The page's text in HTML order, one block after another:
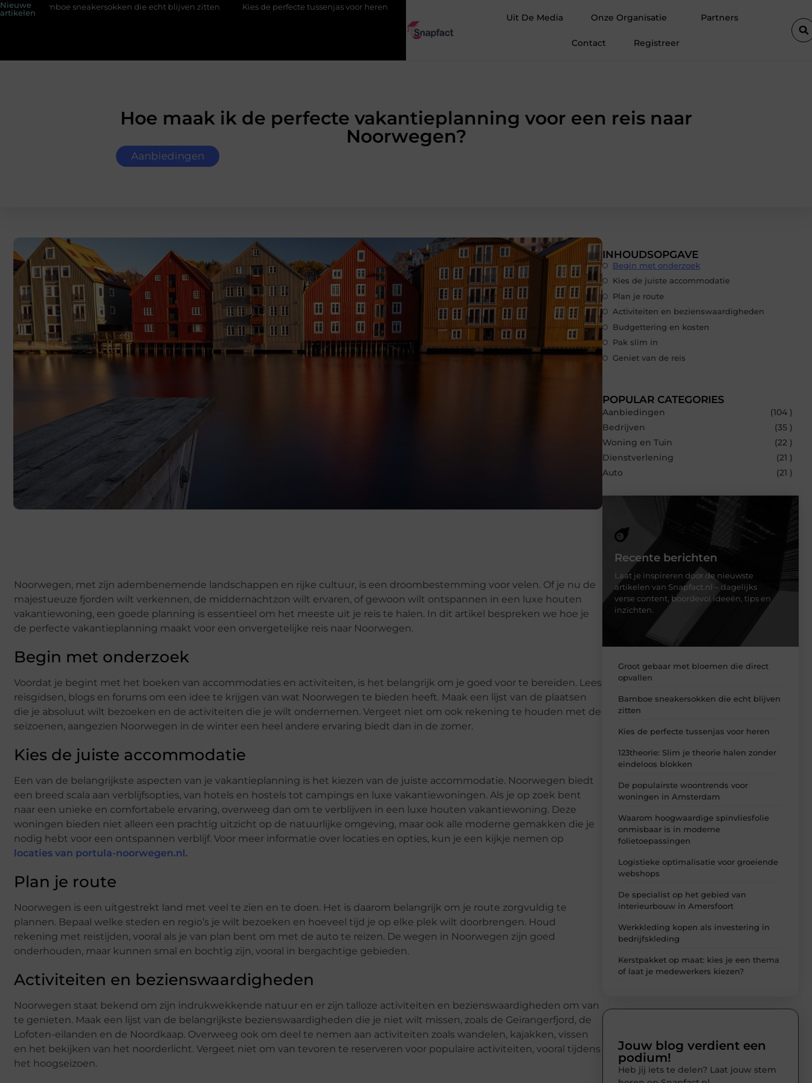
Nieuwe
artikelen
die echt blijven zitten Kies de perfecte tussenjas voor heren 123theorie: Slim je theorie halen zonder eindeloos blokken
Uit De Media Onze Organisatie Partners
Contact Registreer
Hoe maak ik de perfecte vakantieplanning voor een reis naar
Noorwegen?
Aanbiedingen
Noorwegen, met zijn adembenemende landschappen en rijke cultuur, is een droombestemming voor velen. Of je nu de
majestueuze fjorden wilt verkennen, de middernachtzon wilt ervaren, of gewoon wilt ontspannen in een luxe houten
vakantiewoning, een goede planning is essentieel om het meeste uit je reis te halen. In dit artikel bespreken we hoe je
de perfecte vakantieplanning maakt voor een onvergetelijke reis naar Noorwegen.
Begin met onderzoek
Voordat je begint met het boeken van accommodaties en activiteiten, is het belangrijk om je goed voor te bereiden. Lees
reisgidsen, blogs en forums om een idee te krijgen van wat Noorwegen te bieden heeft. Maak een lijst van de plaatsen
die je absoluut wilt bezoeken en de activiteiten die je wilt ondernemen. Vergeet niet om ook rekening te houden met de
seizoenen, aangezien Noorwegen in de winter een heel andere ervaring biedt dan in de zomer.
Kies de juiste accommodatie
Een van de belangrijkste aspecten van je vakantieplanning is het kiezen van de juiste accommodatie. Noorwegen biedt
een breed scala aan verblijfsopties, van hotels en hostels tot campings en luxe vakantiewoningen. Als je op zoek bent
naar een unieke en comfortabele ervaring, overweeg dan om te verblijven in een luxe houten vakantiewoning. Deze
woningen bieden niet alleen een prachtig uitzicht op de natuurlijke omgeving, maar ook alle moderne gemakken die je
nodig hebt voor een ontspannen verblijf. Voor meer informatie over locaties en opties, kun je een kijkje nemen op
locaties van portula-noorwegen.nl.
Plan je route
Noorwegen is een uitgestrekt land met veel te zien en te doen. Het is daarom belangrijk om je route zorgvuldig te
plannen. Bepaal welke steden en regio’s je wilt bezoeken en hoeveel tijd je op elke plek wilt doorbrengen. Houd
rekening met reistijden, vooral als je van plan bent om met de auto te reizen. De wegen in Noorwegen zijn goed
onderhouden, maar kunnen smal en bochtig zijn, vooral in bergachtige gebieden.
Activiteiten en bezienswaardigheden
Noorwegen staat bekend om zijn indrukwekkende natuur en er zijn talloze activiteiten en bezienswaardigheden om van
te genieten. Maak een lijst van de belangrijkste bezienswaardigheden die je niet wilt missen, zoals de Geirangerfjord, de
Lofoten-eilanden en de Noordkaap. Overweeg ook om deel te nemen aan activiteiten zoals wandelen, kajakken, vissen
en het bekijken van het noorderlicht. Vergeet niet om van tevoren te reserveren voor populaire activiteiten, vooral tijdens
het hoogseizoen.
INHOUDSOPGAVE
Begin met onderzoek
Kies de juiste accommodatie
Plan je route
Activiteiten en bezienswaardigheden
Budgettering en kosten
Pak slim in
Geniet van de reis
POPULAR CATEGORIES
Aanbiedingen
(104 )
Bedrijven
(35 )
Woning en Tuin
(22 )
Dienstverlening
(21 )
Auto
(21 )
Recente berichten
Laat je inspireren door de nieuwste
artikelen van Snapfact.nl – dagelijks
verse content, boordevol ideeën, tips en
inzichten.
Groot gebaar met bloemen die direct
opvallen
Bamboe sneakersokken die echt blijven
zitten
Kies de perfecte tussenjas voor heren
123theorie: Slim je theorie halen zonder
eindeloos blokken
De populairste woontrends voor
woningen in Amsterdam
Waarom hoogwaardige spinvliesfolie
onmisbaar is in moderne
folietoepassingen
Logistieke optimalisatie voor groeiende
webshops
De specialist op het gebied van
interieurbouw in Amersfoort
Werkkleding kopen als investering in
bedrijfskleding
Kerstpakket op maat: kies je een thema
of laat je medewerkers kiezen?
Jouw blog verdient een
podium!
Heb jij iets te delen? Laat jouw stem